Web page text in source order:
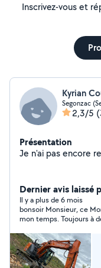
Inscrivez-vous et
Kyrian
Segonzac
2,3/5
Présentation
Dernier avis laissé
Il y a plus de 6 mois
bonsoir Monsieur, ce
mon temps. Toujours à